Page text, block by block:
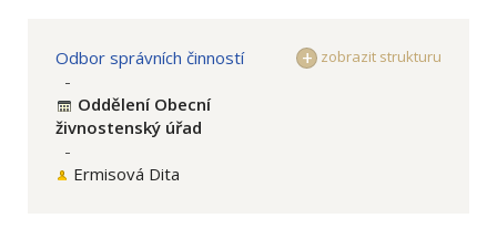
zobrazit strukturu
Odbor správních činností
-
Oddělení Obecní
živnostenský úřad
-
Ermisová Dita